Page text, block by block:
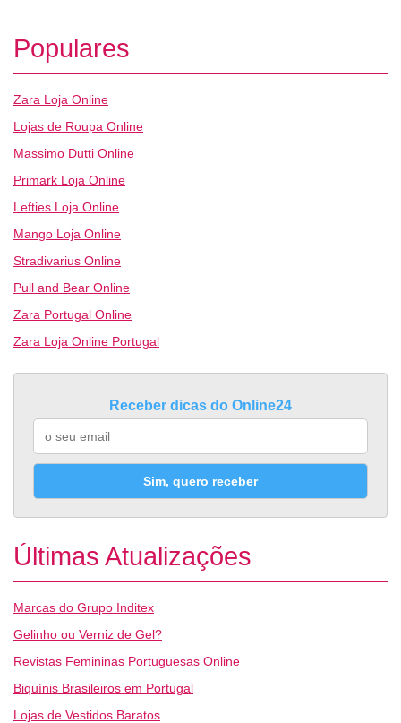
Populares
Zara Loja Online
Lojas de Roupa Online
Massimo Dutti Online
Primark Loja Online
Lefties Loja Online
Mango Loja Online
Stradivarius Online
Pull and Bear Online
Zara Portugal Online
Zara Loja Online Portugal
Receber dicas do Online24
Sim, quero receber
Últimas Atualizações
Marcas do Grupo Inditex
Gelinho ou Verniz de Gel?
Revistas Femininas Portuguesas Online
Biquínis Brasileiros em Portugal
Lojas de Vestidos Baratos